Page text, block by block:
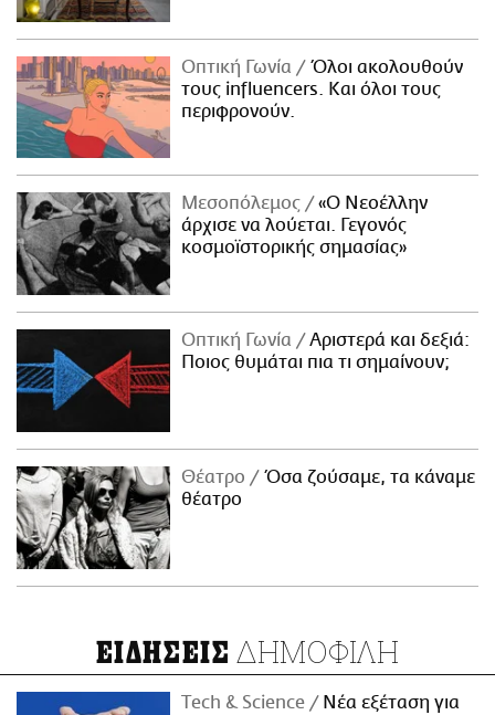
Οπτική Γωνία
Όλοι ακολουθούν
τους influencers. Και όλοι τους
περιφρονούν.
Μεσοπόλεμος
«Ο Νεοέλλην
άρχισε να λούεται. Γεγονός
κοσμοϊστορικής σημασίας»
Οπτική Γωνία
Αριστερά και δεξιά:
Ποιος θυμάται πια τι σημαίνουν;
Θέατρο
Όσα ζούσαμε, τα κάναμε
θέατρο
ΕΙΔΗΣΕΙΣ ΔΗΜΟΦΙΛΗ
Τech & Science Νέα εξέταση για